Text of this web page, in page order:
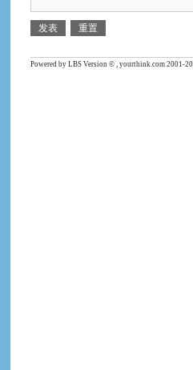
Powered by LBS Version © , yourthink.com 2001-